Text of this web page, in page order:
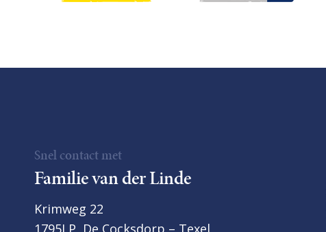
Snel contact met
Familie van der Linde
Krimweg 22
1795LP, De Cocksdorp – Texel